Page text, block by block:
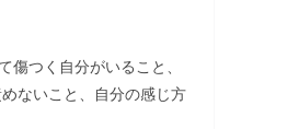
つく自分がいること、
ないこと、自分の感じ方